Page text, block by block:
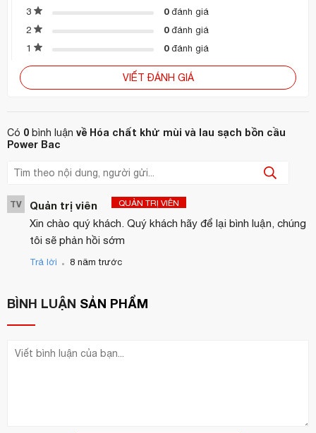
Hóa chất làm sạch
Dụng cụ làm sạch
Máy và thiết bị làm sạch
Thiết bị bảo hộ lao động
Biển báo và cột chắn
Và nhiều mặt hàng khác.
Và nhiều mặt hàng khác. Bạn có thể lựa chọn và xem sản
phẩm với mức giá ưu đãi qua kênh:
3
0đánh giá
2
0đánh giá
1
0đánh giá
VIẾT ĐÁNH GIÁ
Có 0 bình luận về Hóa chất khử mùi và lau sạch bồn cầu
Power Bac
TV Quản trị viên QUẢN TRỊ VIÊN
Xin chào quý khách. Quý khách hãy để lại bình luận, chúng
tôi sẽ phản hồi sớm
Trả lời . 8 năm trước
BÌNH LUẬN SẢN PHẨM